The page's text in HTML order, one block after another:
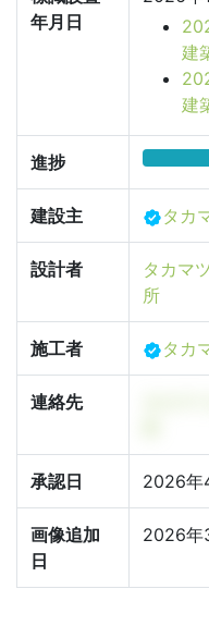
年月日
建
建
進捗
建設主 タカ
設計者
タカマ
所
施工者 タカ
連絡先
タカマ
承認日 2026年
画像追加
日
2026年